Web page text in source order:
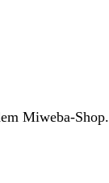
Miweba-Shop.